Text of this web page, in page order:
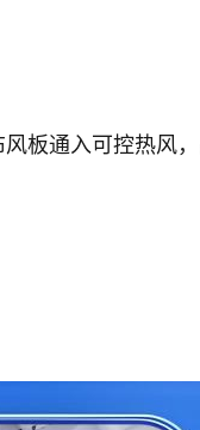
板通入可控热风